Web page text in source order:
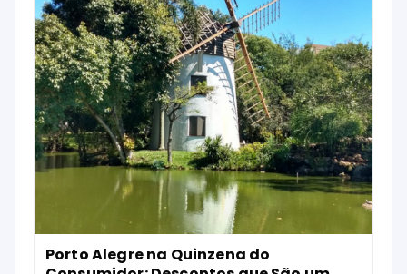
Porto Alegre na Quinzena do